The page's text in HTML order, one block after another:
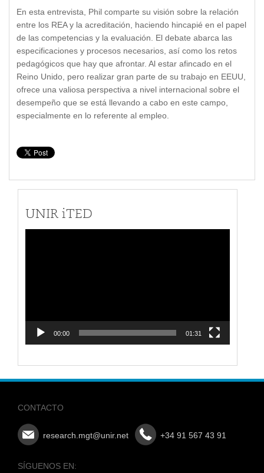
En esta entrevista, Phil comparte su visión sobre la relación
entre los REA y la acreditación, haciendo hincapié en el papel
de las competencias y la evaluación. El debate abarca las
especificaciones y procesos necesarios, así como los retos
pedagógicos que hay que afrontar. Al estar afincado en el
Reino Unido, pero realizar gran parte de su trabajo en EEUU,
ofrece una valiosa perspectiva a nivel internacional sobre el
desempeño que se está llevando a cabo en este campo,
especialmente en lo referente al empleo.
UNIR iTED
00:00 01:31
CONTACTO
research.mgt@unir.net +34 91 567 43 91
SÍGUENOS EN: